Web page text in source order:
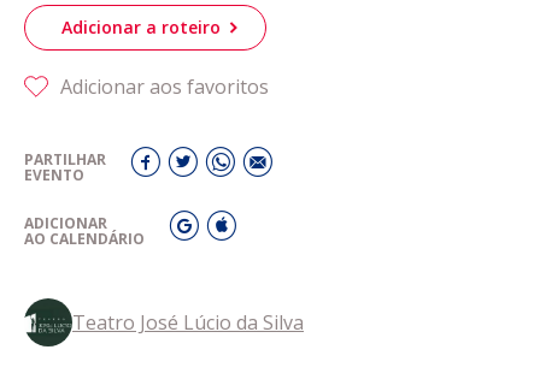
Adicionar a roteiro
Adicionar aos favoritos
PARTILHAR
EVENTO
ADICIONAR
AO CALENDÁRIO
Teatro José Lúcio da Silva